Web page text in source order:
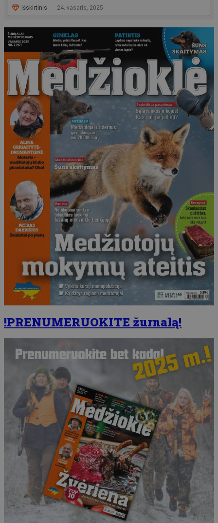
Išskirtinis 24. vasaris, 2025
!PRENUMERUOKITE žurnalą!